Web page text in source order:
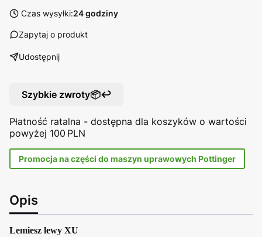
Czas wysyłki:24 godziny
Zapytaj o produkt
Udostępnij
Szybkie zwroty📦↩️
Płatność ratalna - dostępna dla koszyków o wartości
powyżej 100 PLN
Promocja na części do maszyn uprawowych Pottinger
Opis
Lemiesz lewy XU